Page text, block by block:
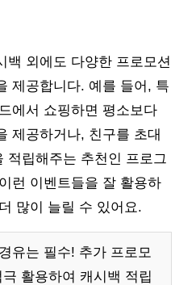
백 외에도 다양한 프로모션
제공합니다. 예를 들어, 특
에서 쇼핑하면 평소보다
제공하거나, 친구를 초대
적립해주는 추천인 프로그
런 이벤트들을 잘 활용하
많이 늘릴 수 있어요.
유는 필수! 추가 프로모
활용하여 캐시백 적립